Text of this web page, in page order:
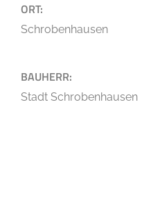
ORT:
Schrobenhausen
BAUHERR:
Stadt Schrobenhausen